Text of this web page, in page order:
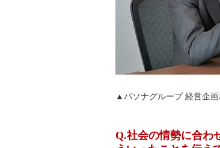
▲パソナグループ 経営企
Q.社会の情勢に合わ